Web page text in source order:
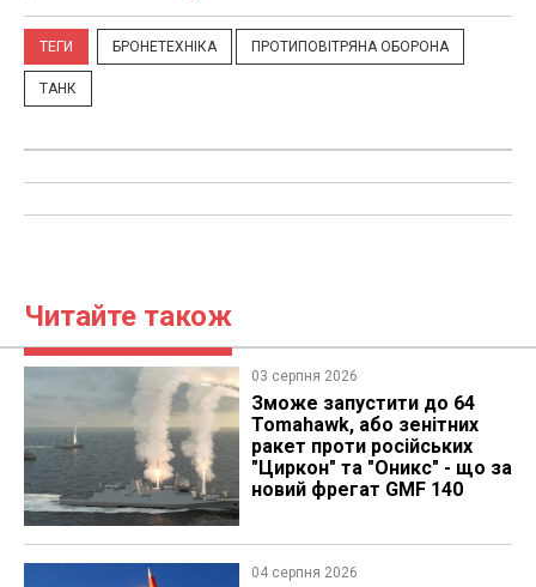
ТЕГИ БРОНЕТЕХНІКА ПРОТИПОВІТРЯНА ОБОРОНА
ТАНК
Читайте також
03 серпня 2026
Зможе запустити до 64
Tomahawk, або зенітних
ракет проти російських
"Циркон" та "Оникс" - що за
новий фрегат GMF 140
04 серпня 2026